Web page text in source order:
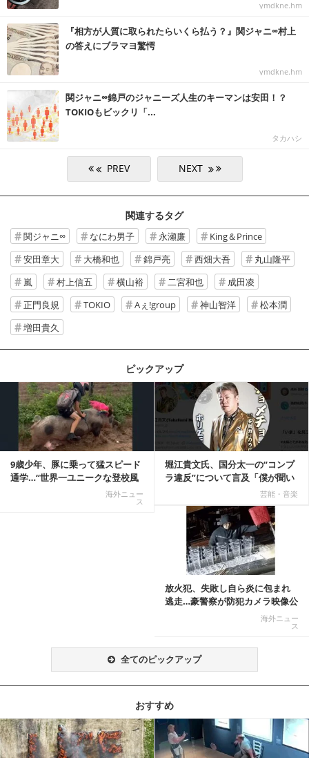
ymdkne.hm
『相方が人質に取られたらいくら払う？』関ジャニ∞村上
の答えにブラマヨ驚愕
ymdkne.hm
関ジャニ∞錦戸のジャニーズ人生のキーマンは安田！？
TOKIOもビックリ「...
タカハシ
関連するタグ
関ジャニ∞ なにわ男子 永瀬廉
King＆Prince
安田章大
大橋和也 錦戸亮 西畑大吾
丸山隆平
嵐
村上信五 横山裕 二宮和也
成田凌
正門良規
TOKIO Aぇ!group 神山智洋
松本潤
増田貴久
ピックアップ
9歳少年、豚に乗って猛スピード
通学…“世界一ユニークな登校風
海外ニュー
ス
堀江貴文氏、国分太一の“コンプ
ラ違反”について言及「僕が聞い
芸能・音楽
記事を読む
放火犯、失敗し自ら炎に包まれ
逃走…豪警察が防犯カメラ映像公
海外ニュー
ス
全てのピックアップ
おすすめ
記事を読む